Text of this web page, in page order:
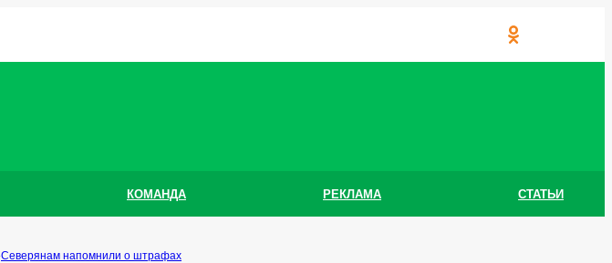
КОМАНДА РЕКЛАМА СТАТЬИ
Северянам напомнили о штрафах